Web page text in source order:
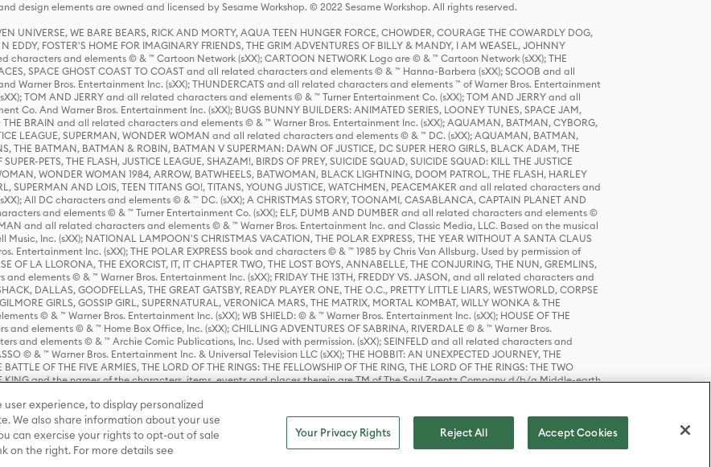
design elements are owned and licensed by Sesame Workshop. © 2022 Sesame Workshop. All rights reserved.
UNIVERSE, WE BARE BEARS, RICK AND MORTY, AQUA TEEN HUNGER FORCE, CHOWDER, COURAGE THE COWARDLY DOG,
EDDY, FOSTER'S HOME FOR IMAGINARY FRIENDS, THE GRIM ADVENTURES OF BILLY & MANDY, I AM WEASEL, JOHNNY
characters and elements © & ™ Cartoon Network (sXX); CARTOON NETWORK Logo are © & ™ Cartoon Network (sXX); THE
SPACE GHOST COAST TO COAST and all related characters and elements © & ™ Hanna-Barbera (sXX); SCOOB and all
Warner Bros. Entertainment Inc. (sXX); THUNDERCATS and all related characters and elements ™ of Warner Bros. Entertainment
TOM AND JERRY and all related characters and elements © & ™ Turner Entertainment Co. (sXX); TOM AND JERRY and all
And Warner Bros. Entertainment Inc. (sXX); BUGS BUNNY BUILDERS: ANIMATED SERIES, LOONEY TUNES, SPACE JAM,
THE BRAIN and all related characters and elements © & ™ Warner Bros. Entertainment Inc. (sXX); AQUAMAN, BATMAN, CYBORG,
LEAGUE, SUPERMAN, WONDER WOMAN and all related characters and elements © & ™ DC. (sXX); AQUAMAN, BATMAN,
THE BATMAN, BATMAN & ROBIN, BATMAN V SUPERMAN: DAWN OF JUSTICE, DC SUPER HERO GIRLS, BLACK ADAM, THE
PETS, THE FLASH, JUSTICE LEAGUE, SHAZAM!, BIRDS OF PREY, SUICIDE SQUAD, SUICIDE SQUAD: KILL THE JUSTICE
WONDER WOMAN 1984, ARROW, BATWHEELS, BATWOMAN, BLACK LIGHTNING, DOOM PATROL, THE FLASH, HARLEY
SUPERMAN AND LOIS, TEEN TITANS GO!, TITANS, YOUNG JUSTICE, WATCHMEN, PEACEMAKER and all related characters and
All DC characters and elements © & ™ DC. (sXX); A CHRISTMAS STORY, TOONAMI, CASABLANCA, CAPTAIN PLANET AND
and elements © & ™ Turner Entertainment Co. (sXX); ELF, DUMB AND DUMBER and all related characters and elements ©
and all related characters and elements © & ™ Warner Bros. Entertainment Inc. and Classic Media, LLC. Based on the musical
Inc. (sXX); NATIONAL LAMPOON'S CHRISTMAS VACATION, THE POLAR EXPRESS, THE YEAR WITHOUT A SANTA CLAUS
Inc. (sXX); THE POLAR EXPRESS book and characters © & ™ 1985 by Chris Van Allsburg. Used by permission of
LA LLORONA, THE EXORCIST, IT, IT CHAPTER TWO, THE LOST BOYS, ANNABELLE, THE CONJURING, THE NUN, GREMLINS,
elements © & ™ Warner Bros. Entertainment Inc. (sXX); FRIDAY THE 13TH, FREDDY VS. JASON, and all related characters and
DALLAS, GOODFELLAS, THE GREAT GATSBY, READY PLAYER ONE, THE O.C., PRETTY LITTLE LIARS, WESTWORLD, CORPSE
GIRLS, GOSSIP GIRL, SUPERNATURAL, VERONICA MARS, THE MATRIX, MORTAL KOMBAT, WILLY WONKA & THE
© & ™ Warner Bros. Entertainment Inc. (sXX); WB SHIELD: © & ™ Warner Bros. Entertainment Inc. (sXX); HOUSE OF THE
elements © & ™ Home Box Office, Inc. (sXX); CHILLING ADVENTURES OF SABRINA, RIVERDALE © & ™ Warner Bros.
and elements © & ™ Archie Comic Publications, Inc. Used with permission. (sXX); SEINFELD and all related characters and
© & ™ Warner Bros. Entertainment Inc. & Universal Television LLC (sXX); THE HOBBIT: AN UNEXPECTED JOURNEY, THE
OF THE FIVE ARMIES, THE LORD OF THE RINGS: THE FELLOWSHIP OF THE RING, THE LORD OF THE RINGS: THE TWO
KING and the names of the characters, items, events and places therein are TM of The Saul Zaentz Company d/b/a Middle-earth
and all related trademarks, characters, names, and indicia are © & ™ Warner Bros. Entertainment Inc. (sXX); © Warner Bros.
experience, to display personalized
We also share information about your use
can exercise your rights to opt-out of sale
on the right. For more details see
Your Privacy Rights Reject All Accept Cookies